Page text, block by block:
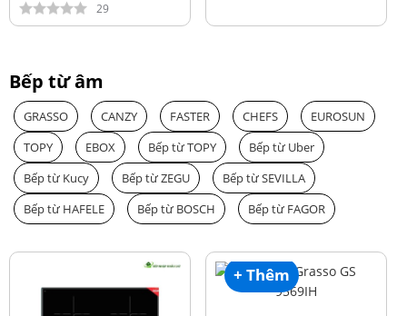
29
Bếp từ âm
GRASSO CANZY FASTER CHEFS
EUROSUN
TOPY
EBOX Bếp từ TOPY
Bếp từ Uber
Bếp từ Kucy
Bếp từ ZEGU
Bếp từ SEVILLA
Bếp từ HAFELE
Bếp từ BOSCH Bếp từ FAGOR
+ Thêm